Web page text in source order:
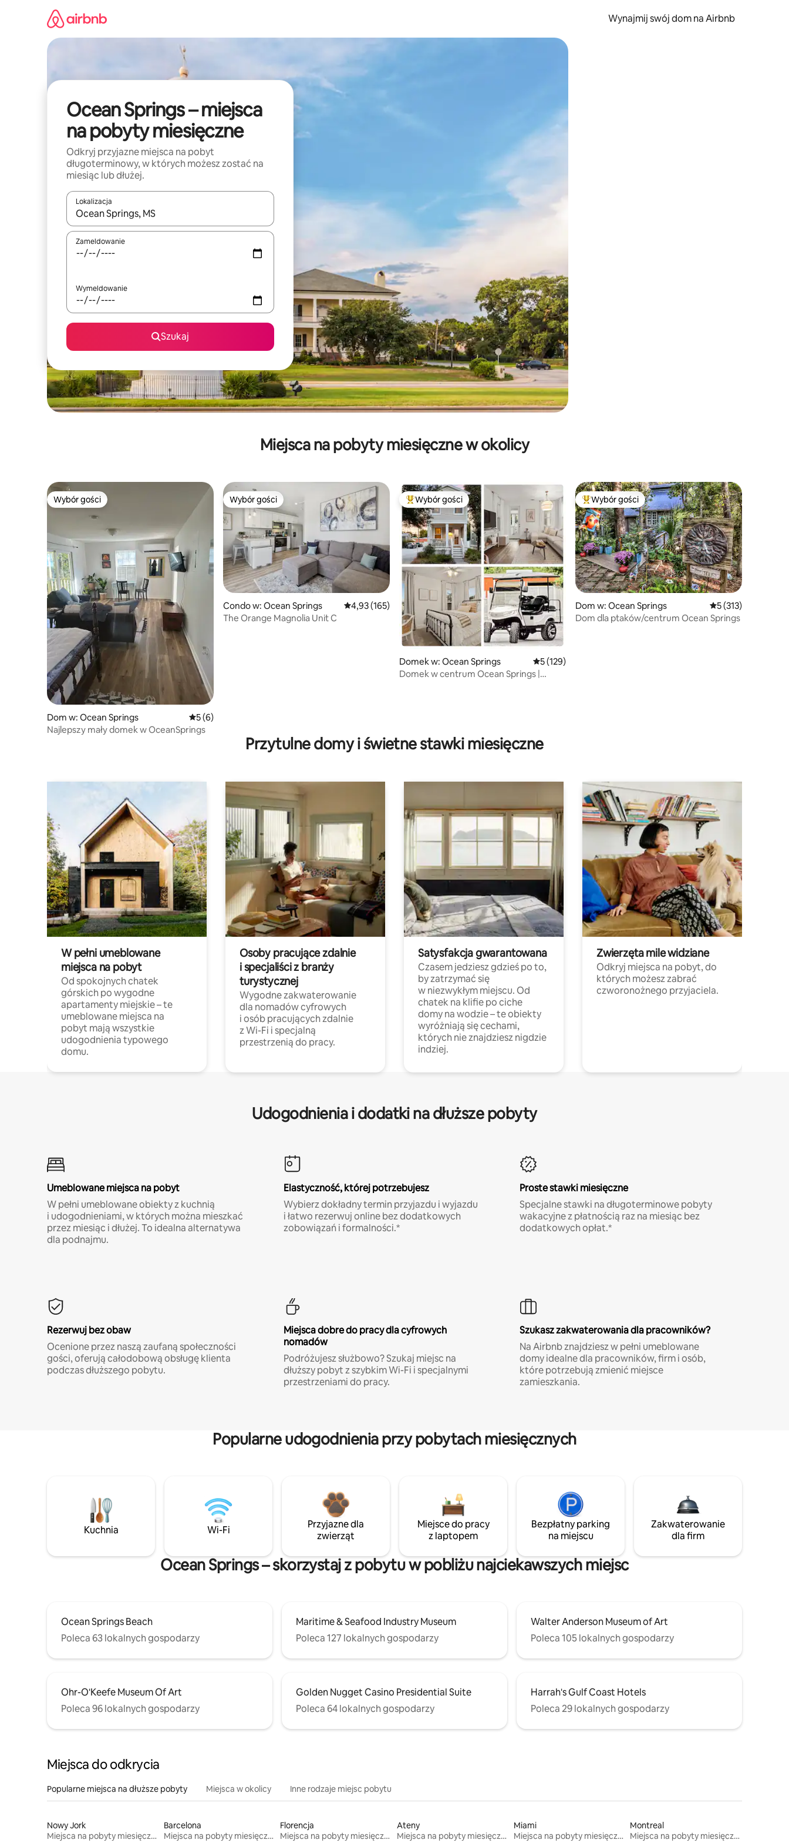
Wynajmij swój dom na Airbnb
Ocean Springs – miejsca
na pobyty miesięczne
Odkryj przyjazne miejsca na pobyt
długoterminowy, w których możesz zostać na
miesiąc lub dłużej.
Lokalizacja
Gdy wyniki będą dostępne, możesz poruszać się po nich za pomocą klawiszy strzałek w górę i w dół lub przeglądać je za pomocą gestów dotykowych lub przesuwania.
Zameldowanie
Wymeldowanie
Szukaj
Miejsca na pobyty miesięczne w okolicy
Wybór gości
Wybór gości
Dom w: Ocean Springs Średnia ocena: 5 na 5, liczba recenzji: 6
5 (6)
Najlepszy mały domek w OceanSprings
Wybór gości
Wybór gości
Condo w: Ocean Springs Średnia ocena: 4,93 na 5, liczba recenzji: 165
4,93 (165)
The Orange Magnolia Unit C
Najpopularniejsze z kategorii Wybór gości
Wybór gości
Domek w: Ocean Springs Średnia ocena: 5 na 5, liczba recenzji: 129
5 (129)
Domek w centrum Ocean Springs |
Najpopularniejsze z kategorii Wybór gości
Wybór gości
Dom w: Ocean Springs Średnia ocena: 5
5 (313)
Dom dla ptaków/centrum Ocean Springs
Przytulne domy i świetne stawki miesięczne
W pełni umeblowane
miejsca na pobyt
Od spokojnych chatek
górskich po wygodne
apartamenty miejskie – te
umeblowane miejsca na
pobyt mają wszystkie
udogodnienia typowego
domu.
Osoby pracujące zdalnie
i specjaliści z branży
turystycznej
Wygodne zakwaterowanie
dla nomadów cyfrowych
i osób pracujących zdalnie
z Wi-Fi i specjalną
przestrzenią do pracy.
Satysfakcja gwarantowana
Czasem jedziesz gdzieś po to,
by zatrzymać się
w niezwykłym miejscu. Od
chatek na klifie po ciche
domy na wodzie – te obiekty
wyróżniają się cechami,
których nie znajdziesz nigdzie
indziej.
Zwierzęta mile widziane
Odkryj miejsca na pobyt, do
których możesz zabrać
czworonożnego przyjaciela.
Udogodnienia i dodatki na dłuższe pobyty
Umeblowane miejsca na pobyt
W pełni umeblowane obiekty z kuchnią
i udogodnieniami, w których można mieszkać
przez miesiąc i dłużej. To idealna alternatywa
dla podnajmu.
Elastyczność, której potrzebujesz
Wybierz dokładny termin przyjazdu i wyjazdu
i łatwo rezerwuj online bez dodatkowych
zobowiązań i formalności.*
Proste stawki miesięczne
Specjalne stawki na długoterminowe pobyty
wakacyjne z płatnością raz na miesiąc bez
dodatkowych opłat.*
Rezerwuj bez obaw
Ocenione przez naszą zaufaną społeczności
gości, oferują całodobową obsługę klienta
podczas dłuższego pobytu.
Miejsca dobre do pracy dla cyfrowych
nomadów
Podróżujesz służbowo? Szukaj miejsc na
dłuższy pobyt z szybkim Wi-Fi i specjalnymi
przestrzeniami do pracy.
Szukasz zakwaterowania dla pracowników?
Na Airbnb znajdziesz w pełni umeblowane
domy idealne dla pracowników, firm i osób,
które potrzebują zmienić miejsce
zamieszkania.
Popularne udogodnienia przy pobytach miesięcznych
Kuchnia Wi-Fi
Przyjazne dla
zwierząt
Miejsce do pracy
z laptopem
Bezpłatny parking
na miejscu
Zakwaterowanie
dla firm
Ocean Springs – skorzystaj z pobytu w pobliżu najciekawszych miejsc
Ocean Springs Beach
Poleca 63 lokalnych gospodarzy
Maritime & Seafood Industry Museum
Poleca 127 lokalnych gospodarzy
Walter Anderson Museum of Art
Poleca 105 lokalnych gospodarzy
Ohr-O'Keefe Museum Of Art
Poleca 96 lokalnych gospodarzy
Golden Nugget Casino Presidential Suite
Poleca 64 lokalnych gospodarzy
Harrah's Gulf Coast Hotels
Poleca 29 lokalnych gospodarzy
Miejsca do odkrycia
Popularne miejsca na dłuższe pobyty Miejsca w okolicy Inne rodzaje miejsc pobytu
Nowy Jork
Miejsca na pobyty miesięczne
Barcelona
Miejsca na pobyty miesięczne
Florencja
Miejsca na pobyty miesięczne
Ateny
Miejsca na pobyty miesięczne
Miami
Miejsca na pobyty miesięczne
Montreal
Miejsca na pobyty miesięczne